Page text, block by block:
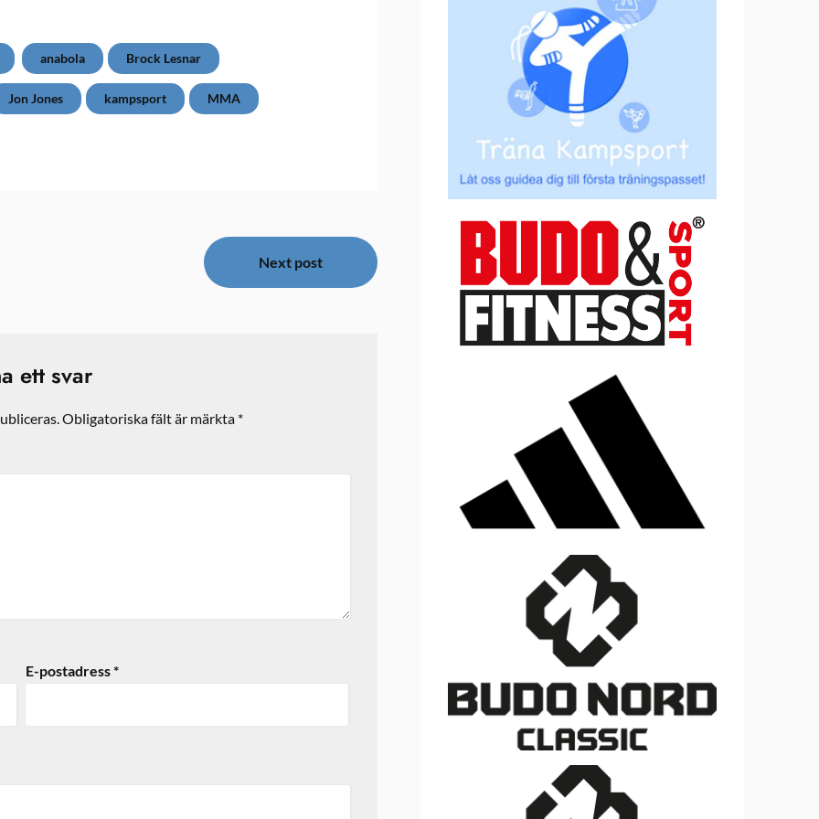
anabola Brock Lesnar
Jon Jones kampsport MMA
Next post
ett svar
Obligatoriska fält är märkta *
E-postadress*